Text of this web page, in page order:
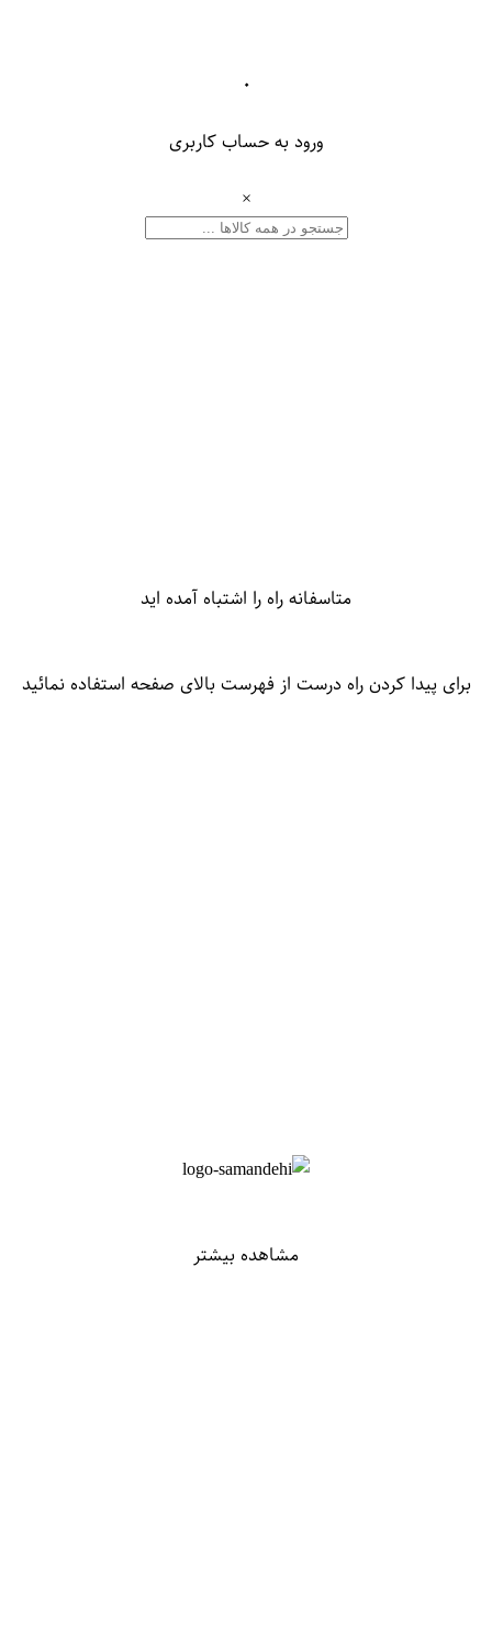
۰
ورود به حساب کاربری
×
متاسفانه راه را اشتباه آمده اید
برای پیدا کردن راه درست از فهرست بالای صفحه استفاده نمائید
مشاهده بیشتر